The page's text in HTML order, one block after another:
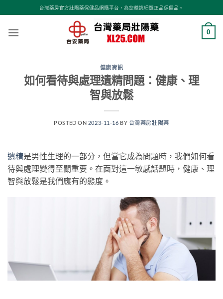
轉
台灣藥房官方壯陽藥保健品網購平台，為您嚴挑細選正品保健品。
0
健康資訊
如何看待與處理遺精問題：健康、理
智與放鬆
POSTED ON 2023-11-16 BY 台灣藥房壯陽藥
遺精是男性生理的一部分，但當它成為問題時，我們如何看
待與處理變得至關重要。在面對這一敏感話題時，健康、理
智與放鬆是我們應有的態度。